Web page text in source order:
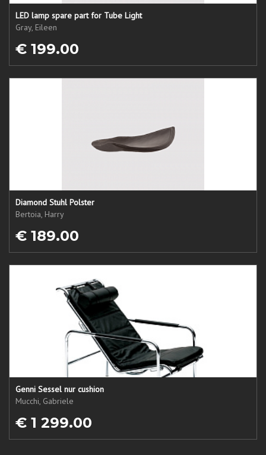
LED lamp spare part for Tube Light
Gray, Eileen
€ 199.00
Diamond Stuhl Polster
Bertoia, Harry
€ 189.00
Genni Sessel nur cushion
Mucchi, Gabriele
€ 1 299.00